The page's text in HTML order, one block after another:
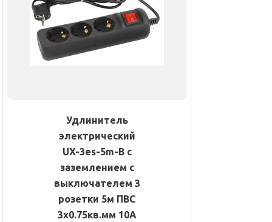
Удлинитель
электрический
UX-3es-5m-B с
заземлением с
выключателем 3
розетки 5м ПВС
3х0.75кв.мм 10А